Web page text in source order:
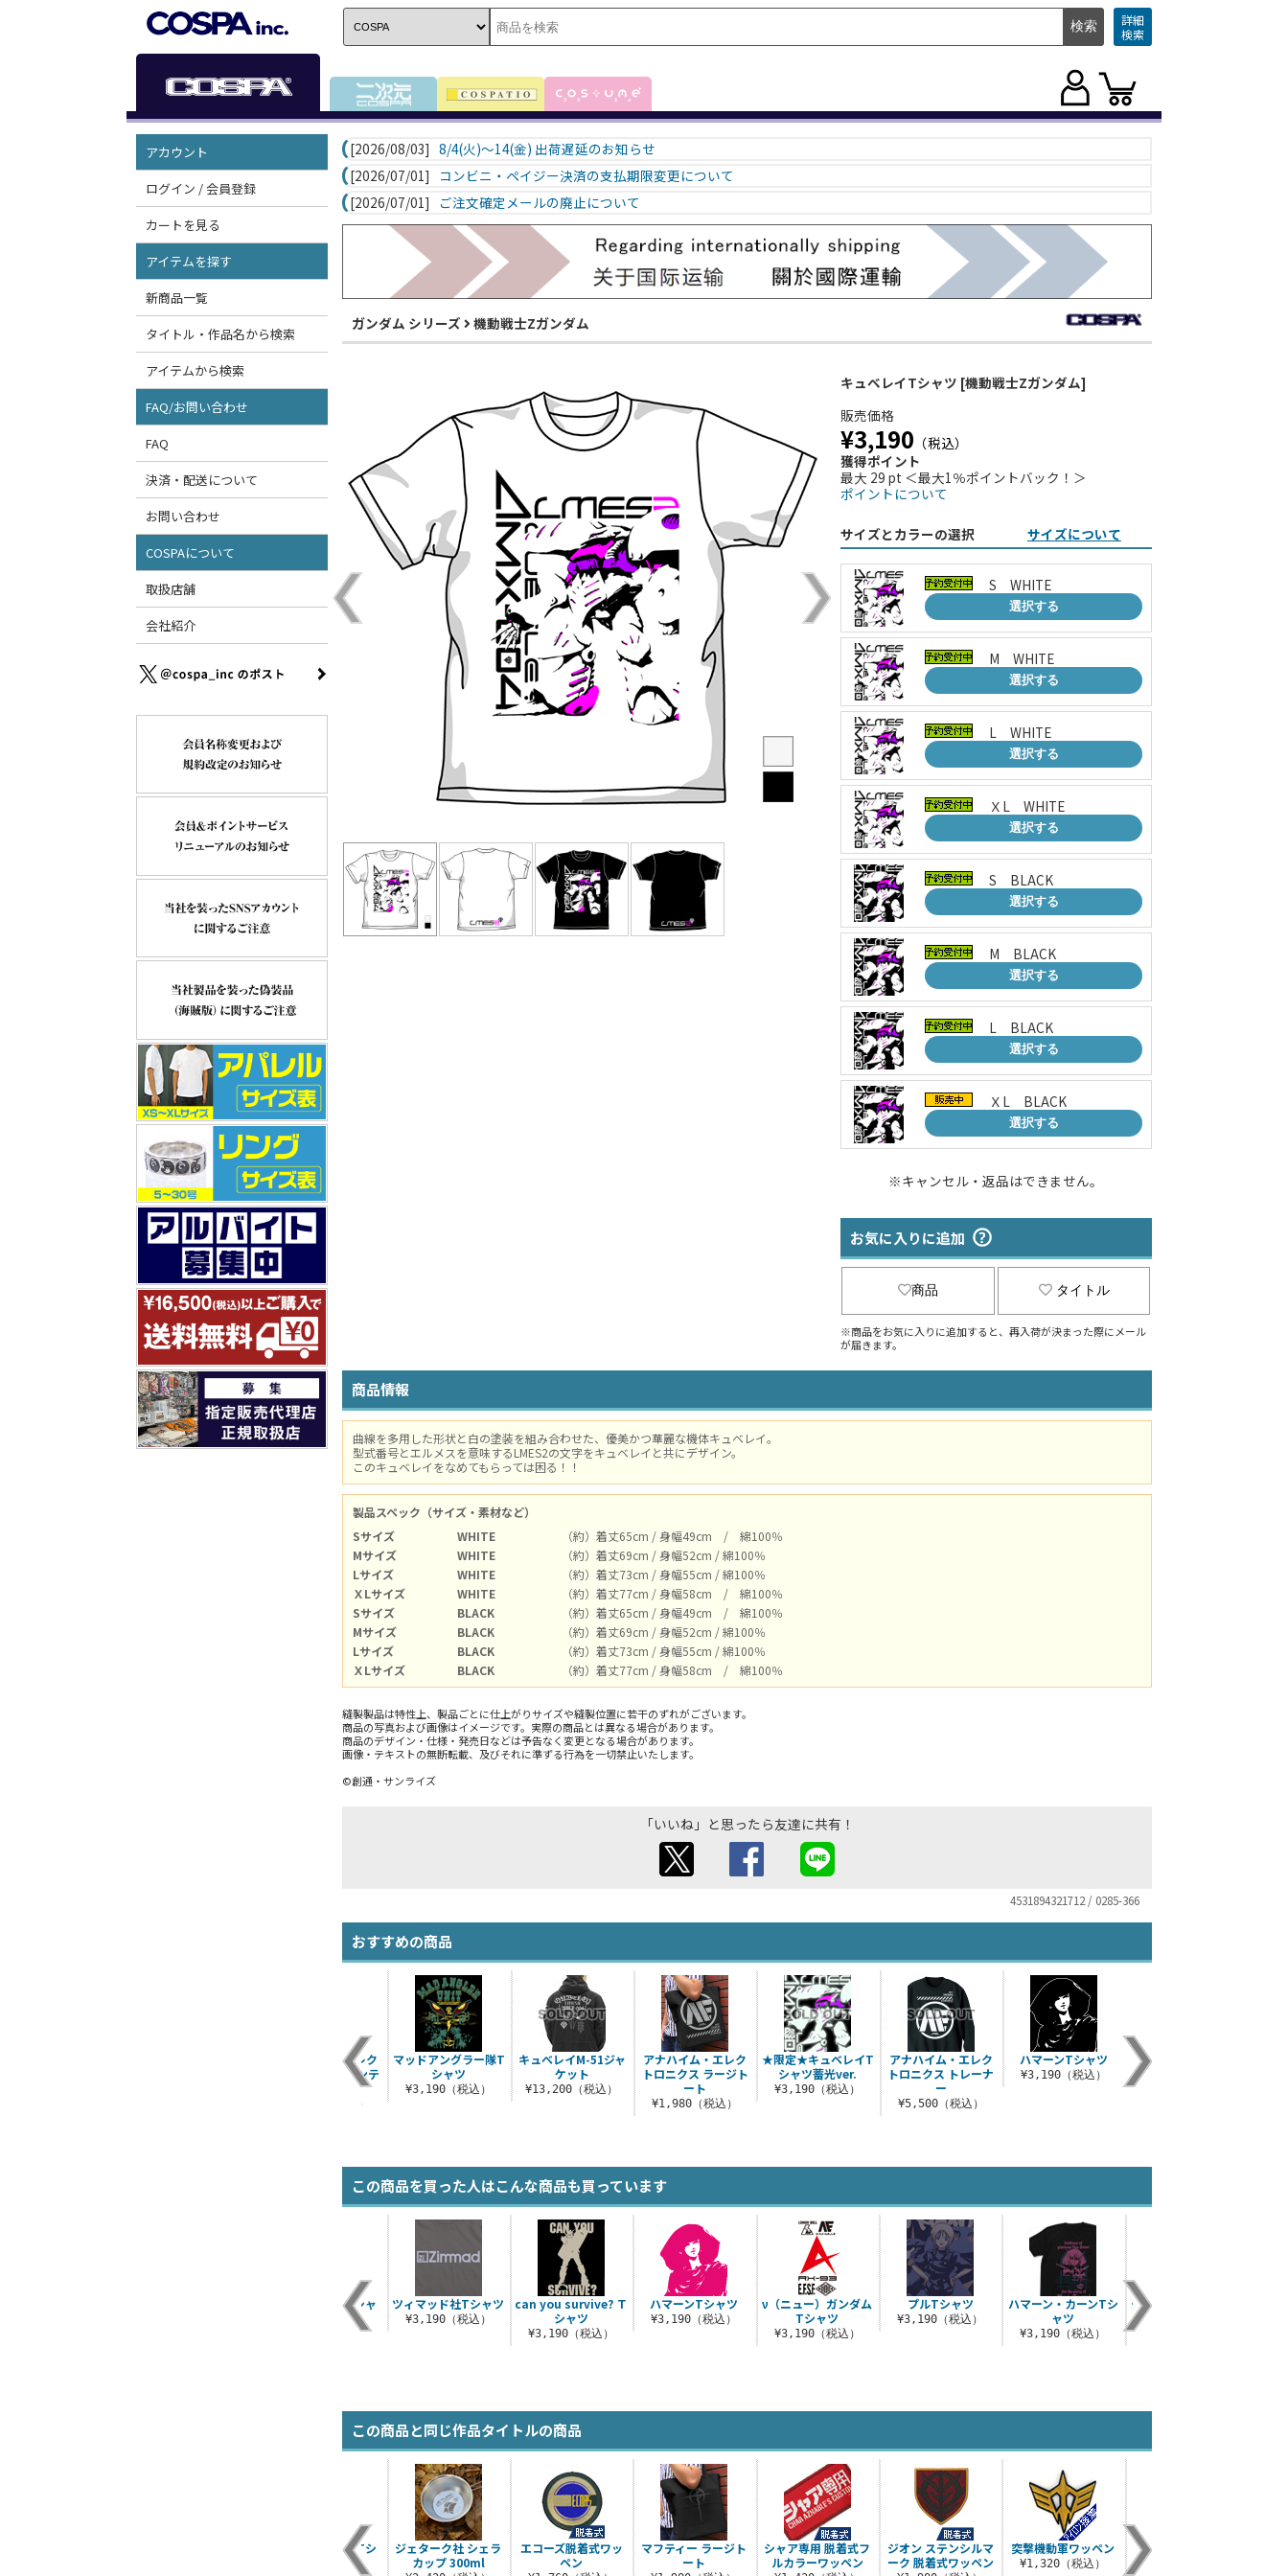
詳細
検索
アカウント
ログイン / 会員登録
カートを見る
アイテムを探す
新商品一覧
タイトル・作品名から検索
アイテムから検索
FAQ/お問い合わせ
FAQ
決済・配送について
お問い合わせ
COSPAについて
取扱店舗
会社紹介
[2026/08/03] 8/4(火)～14(金) 出荷遅延のお知らせ
[2026/07/01]
コンビニ・ペイジー決済の支払期限変更について
[2026/07/01]
ご注文確定メールの廃止について
ガンダム シリーズ 機動戦士Zガンダム
キュベレイTシャツ [機動戦士Zガンダム]
販売価格
¥3,190 （税込）
獲得ポイント
最大 29 pt ＜最大1％ポイントバック！＞
ポイントについて
サイズとカラーの選択 サイズについて
S WHITE
選択する
M WHITE
選択する
L WHITE
選択する
ＸL WHITE
選択する
S BLACK
選択する
M BLACK
選択する
L BLACK
選択する
ＸL BLACK
選択する
※キャンセル・返品はできません。
お気に入りに追加
商品 タイトル
※商品をお気に入りに追加すると、再入荷が決まった際にメール
が届きます。
商品情報
曲線を多用した形状と白の塗装を組み合わせた、優美かつ華麗な機体キュベレイ。
型式番号とエルメスを意味するLMES2の文字をキュベレイと共にデザイン。
このキュベレイをなめてもらっては困る！！
製品スペック（サイズ・素材など）
Sサイズ
WHITE
（約）着丈65cm / 身幅49cm / 綿100％
Mサイズ
WHITE
（約）着丈69cm / 身幅52cm / 綿100％
Lサイズ
WHITE
（約）着丈73cm / 身幅55cm / 綿100％
ＸLサイズ
WHITE
（約）着丈77cm / 身幅58cm / 綿100％
Sサイズ
BLACK
（約）着丈65cm / 身幅49cm / 綿100％
Mサイズ
BLACK
（約）着丈69cm / 身幅52cm / 綿100％
Lサイズ
BLACK
（約）着丈73cm / 身幅55cm / 綿100％
ＸLサイズ
BLACK （約）着丈77cm / 身幅58cm / 綿100％
縫製製品は特性上、製品ごとに仕上がりサイズや縫製位置に若干のずれがございます。
商品の写真および画像はイメージです。実際の商品とは異なる場合があります。
商品のデザイン・仕様・発売日などは予告なく変更となる場合があります。
画像・テキストの無断転載、及びそれに準ずる行為を一切禁止いたします。
©創通・サンライズ
「いいね」と思ったら友達に共有！
4531894321712 / 0285-366
おすすめの商品
アナハイム・エレク
トロニクス ラージト
ート
¥1,980（税込）
★限定★キュベレイT
シャツ蓄光ver.
¥3,190（税込）
アナハイム・エレク
トロニクス トレーナ
ー
¥5,500（税込）
ハマーンTシャツ
¥3,190（税込）
アナハイム・エレク
トロニクス マウンテ
ンジャケット
¥9,350（税込）
マッドアングラー隊T
シャツ
¥3,190（税込）
キュベレイM-51ジャ
ケット
¥13,200（税込）
この商品を買った人はこんな商品も買っています
ハマーンTシャツ
¥3,190（税込）
ν（ニュー）ガンダム
Tシャツ
¥3,190（税込）
プルTシャツ
¥3,190（税込）
ハマーン・カーンTシ
ャツ
¥3,190（税込）
ティターンズマークT
新劇場版レイＴシャ
¥3,190（税込）
ツィマッド社Tシャツ
¥3,190（税込）
can you survive? Ｔ
シャツ
¥3,190（税込）
この商品と同じ作品タイトルの商品
マフティー ラージト
ート
シャア専用 脱着式フ
ルカラーワッペン
ジオン ステンシルマ
ーク 脱着式ワッペン
突撃機動軍ワッペン
¥1,320（税込）
ヌードルスプーン 機
動戦士ガンダム／ジ
ゴッドガンダム Tシ
ジェターク社 シェラ
カップ 300ml
エコーズ脱着式ワッ
ペン